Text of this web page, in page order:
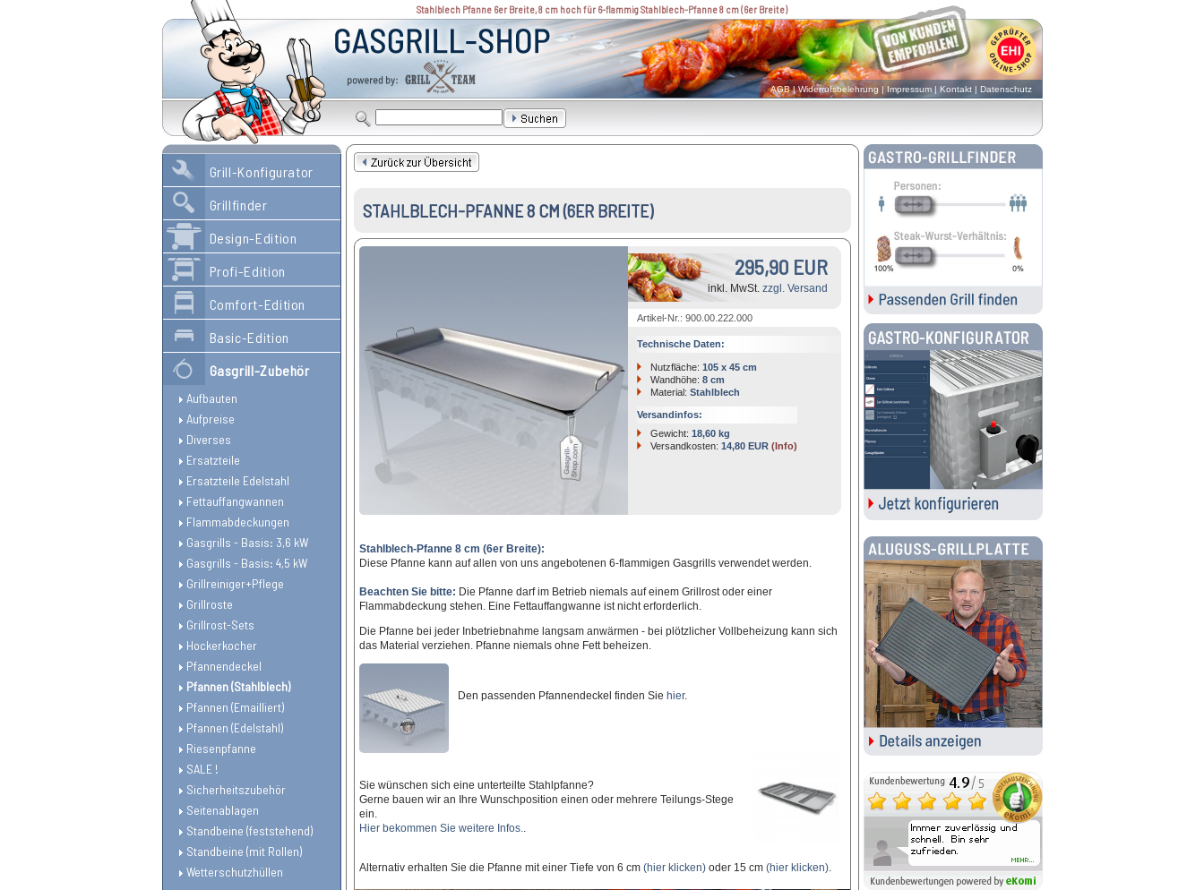
Stahlblech Pfanne 6er Breite, 8 cm hoch für 6-flammig Stahlblech-Pfanne 8 cm (6er Breite)
AGB|Widerrufsbelehrung | Impressum| Kontakt| Datenschutz
Grill-Konfigurator
Grillfinder
Design-Edition
Profi-Edition
Comfort-Edition
Basic-Edition
Gasgrill-Zubehör
Aufbauten
Aufpreise
Diverses
Ersatzteile
Ersatzteile Edelstahl
Fettauffangwannen
Flammabdeckungen
Gasgrills - Basis: 3,6 kW
Gasgrills - Basis: 4,5 kW
Grillreiniger+Pflege
Grillroste
Grillrost-Sets
Hockerkocher
Pfannendeckel
Pfannen (Stahlblech)
Pfannen (Emailliert)
Pfannen (Edelstahl)
Riesenpfanne
SALE !
Sicherheitszubehör
Seitenablagen
Standbeine (feststehend)
Standbeine (mit Rollen)
Wetterschutzhüllen
STAHLBLECH-PFANNE 8 CM (6ER BREITE)
295,90 EUR
inkl. MwSt. zzgl. Versand
Artikel-Nr.: 900.00.222.000
Technische Daten:
Nutzfläche: 105 x 45 cm
Wandhöhe: 8 cm
Material: Stahlblech
Versandinfos:
Gewicht: 18,60 kg
Versandkosten: 14,80 EUR (Info)
Stahlblech-Pfanne 8 cm (6er Breite):
Diese Pfanne kann auf allen von uns angebotenen 6-flammigen Gasgrills verwendet werden.
Beachten Sie bitte: Die Pfanne darf im Betrieb niemals auf einem Grillrost oder einer
Flammabdeckung stehen. Eine Fettauffangwanne ist nicht erforderlich.
Die Pfanne bei jeder Inbetriebnahme langsam anwärmen - bei plötzlicher Vollbeheizung kann sich
das Material verziehen. Pfanne niemals ohne Fett beheizen.
Den passenden Pfannendeckel finden Sie hier.
Sie wünschen sich eine unterteilte Stahlpfanne?
Gerne bauen wir an Ihre Wunschposition einen oder mehrere Teilungs-Stege
ein.
Hier bekommen Sie weitere Infos..
Alternativ erhalten Sie die Pfanne mit einer Tiefe von 6 cm (hier klicken)oder 15 cm (hier klicken).